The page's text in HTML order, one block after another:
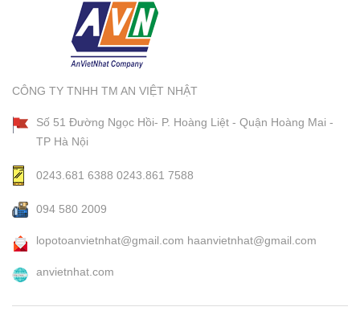
CÔNG TY TNHH TM AN VIỆT NHẬT
Số 51 Đường Ngọc Hồi- P. Hoàng Liệt - Quận Hoàng Mai -
TP Hà Nội
0243.681 6388 0243.861 7588
094 580 2009
lopotoanvietnhat@gmail.com haanvietnhat@gmail.com
anvietnhat.com